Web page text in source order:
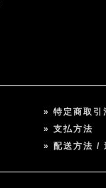
» 特定商取引
» 支払方法
» 配送方法 /